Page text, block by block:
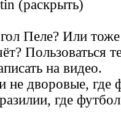
(раскрыть)
Пеле? Или
Пользоваться
на видео.
дворовые, где
где